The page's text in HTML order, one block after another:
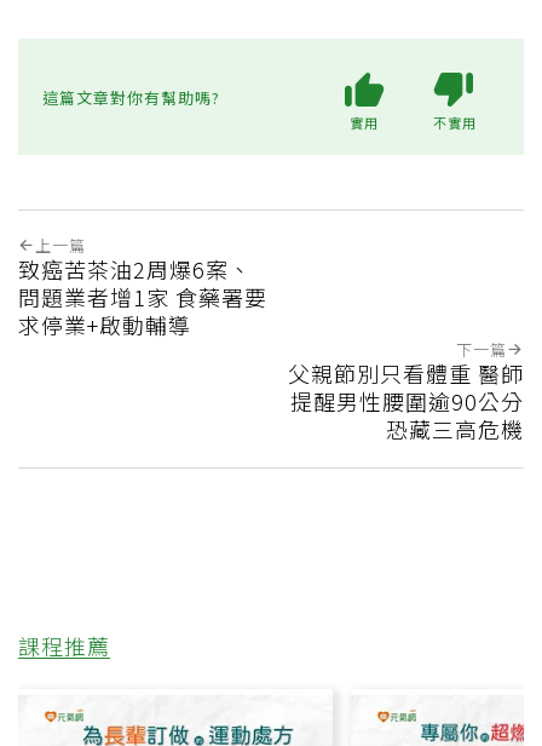
這篇文章對你有幫助嗎?
實用 不實用
上一篇
致癌苦茶油2周爆6案、
問題業者增1家 食藥署要
求停業+啟動輔導
下一篇
父親節別只看體重 醫師
提醒男性腰圍逾90公分
恐藏三高危機
課程推薦